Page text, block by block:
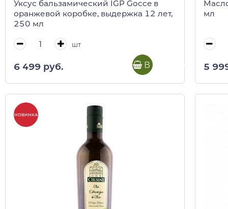
Уксус бальзамический IGP Gocce в
оранжевой коробке, выдержка 12 лет,
250 мл
шт
6 499 руб. В корзину
мл
5
НОВИНКА